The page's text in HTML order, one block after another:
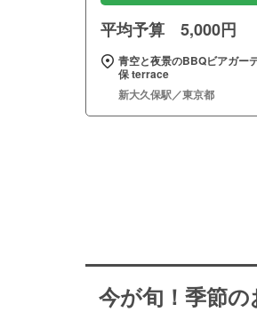
平均予算 5,000円
青空と夜景のBBQビアガー
保 terrace
新大久保駅／東京都
今が旬！季節